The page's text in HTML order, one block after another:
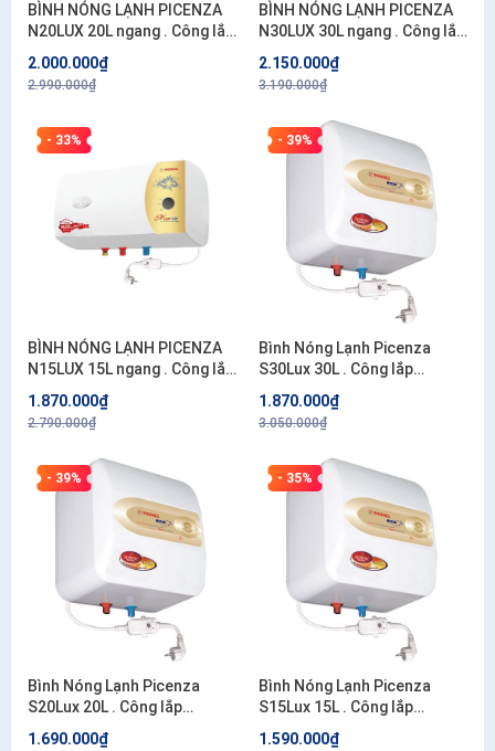
BÌNH NÓNG LẠNH PICENZA
N20LUX 20L ngang . Công lắp
2.000.000₫
2.990.000₫
BÌNH NÓNG LẠNH PICENZA
N30LUX 30L ngang . Công lắp
2.150.000₫
3.190.000₫
- 33%
BÌNH NÓNG LẠNH PICENZA
N15LUX 15L ngang . Công lắp
1.870.000₫
2.790.000₫
- 39%
Bình Nóng Lạnh Picenza
S30Lux 30L . Công lắp
1.870.000₫
3.050.000₫
- 39%
Bình Nóng Lạnh Picenza
S20Lux 20L . Công lắp
1.690.000₫
- 35%
Bình Nóng Lạnh Picenza
S15Lux 15L . Công lắp
1.590.000₫